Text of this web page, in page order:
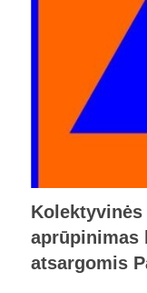
aprūpinimas
atsargomis